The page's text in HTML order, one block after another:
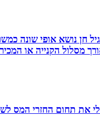
חן נושא אופי שונה
מסלול הקנייה או
את תחום החזרי המס